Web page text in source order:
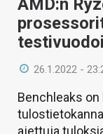
AMD:n
26.1.2022 -
Benchleaks
ajettuja